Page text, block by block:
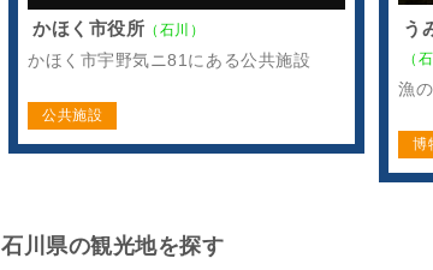
かほく市役所 （石川）
かほく市宇野気ニ81にある公共施設
公共施設
う
（
漁
博
石川県の観光地を探す